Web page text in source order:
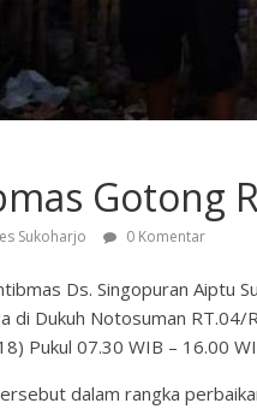
Gotong
Sukoharjo 0 Komentar
Ds. Singopuran Aiptu
di Dukuh Notosuman RT.04/
Pukul 07.30 WIB – 16.00
dalam rangka